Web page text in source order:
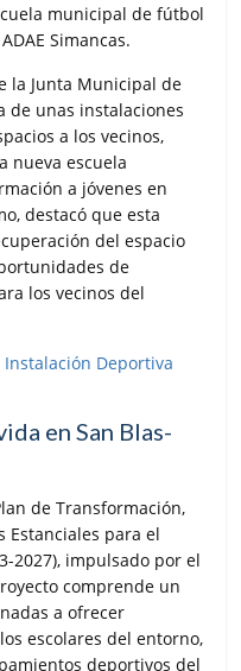
municipal de fútbol
Simancas.
la Junta Municipal de
de unas instalaciones
a los vecinos,
nueva escuela
a jóvenes en
destacó que esta
del espacio
de
los vecinos del
en San Blas-
de Transformación,
Estanciales para el
2027), impulsado por el
comprende un
a ofrecer
escolares del entorno,
deportivos del